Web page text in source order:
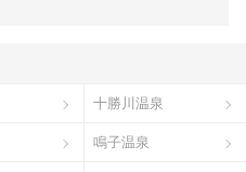
十勝川温泉
鳴子温泉